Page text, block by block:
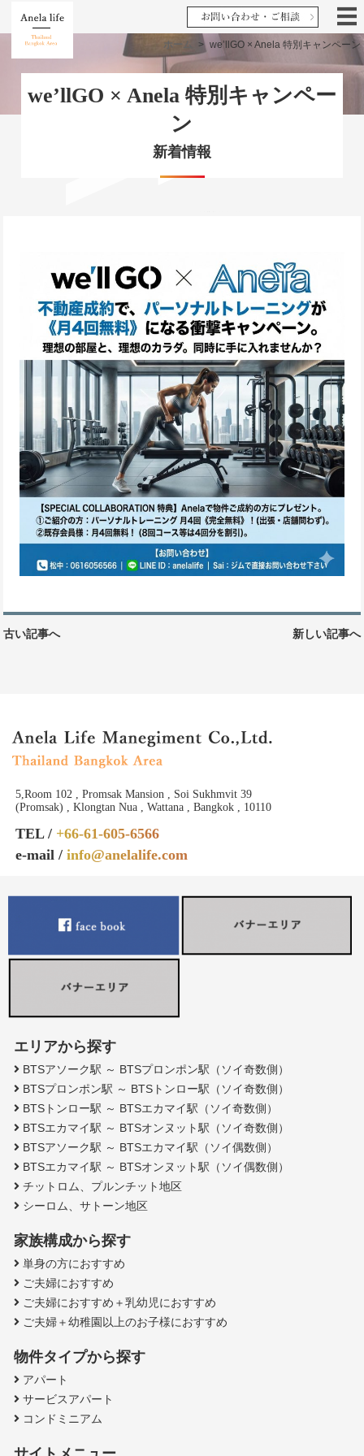
ホーム > weʼllGO × Anela 特別キャンペーン
weʼllGO × Anela 特別キャンペー
ン
新着情報
古い記事へ 新しい記事へ
5,Room 102 , Promsak Mansion , Soi Sukhmvit 39
(Promsak) , Klongtan Nua , Wattana , Bangkok , 10110
TEL / +66-61-605-6566
e-mail / info@anelalife.com
エリアから探す
BTSアソーク駅 ～ BTSプロンポン駅（ソイ奇数側）
BTSプロンポン駅 ～ BTSトンロー駅（ソイ奇数側）
BTSトンロー駅 ～ BTSエカマイ駅（ソイ奇数側）
BTSエカマイ駅 ～ BTSオンヌット駅（ソイ奇数側）
BTSアソーク駅 ～ BTSエカマイ駅（ソイ偶数側）
BTSエカマイ駅 ～ BTSオンヌット駅（ソイ偶数側）
チットロム、プルンチット地区
シーロム、サトーン地区
家族構成から探す
単身の方におすすめ
ご夫婦におすすめ
ご夫婦におすすめ＋乳幼児におすすめ
ご夫婦＋幼稚園以上のお子様におすすめ
物件タイプから探す
アパート
サービスアパート
コンドミニアム